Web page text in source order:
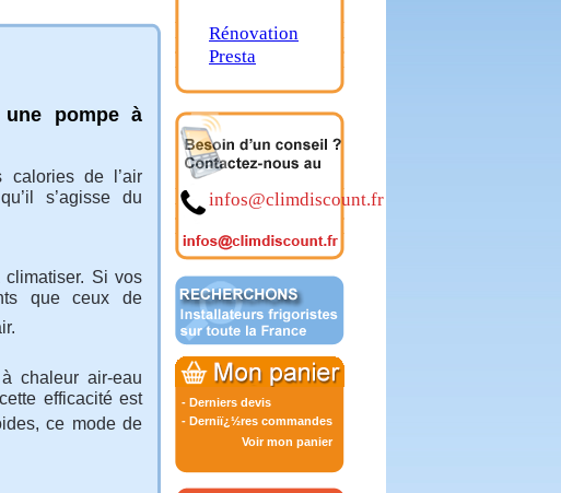
pompe à
calories de l’air
s’agisse du
Si vos
que ceux de
.
chaleur air-eau
efficacité est
ce mode de
Rénovation
Presta
infos@climdiscount.fr
- Derniers devis
- Derniï¿½res commandes
Voir mon panier